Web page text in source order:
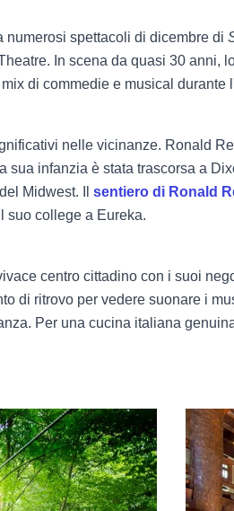
numerosi spettacoli di dicembre di
In scena da quasi 30 anni,
di commedie e musical durante
nelle vicinanze. Ronald
sua infanzia è stata trascorsa a
Midwest. Il sentiero di Ronald
suo college a Eureka.
centro cittadino con i suoi
di ritrovo per vedere suonare i
Per una cucina italiana